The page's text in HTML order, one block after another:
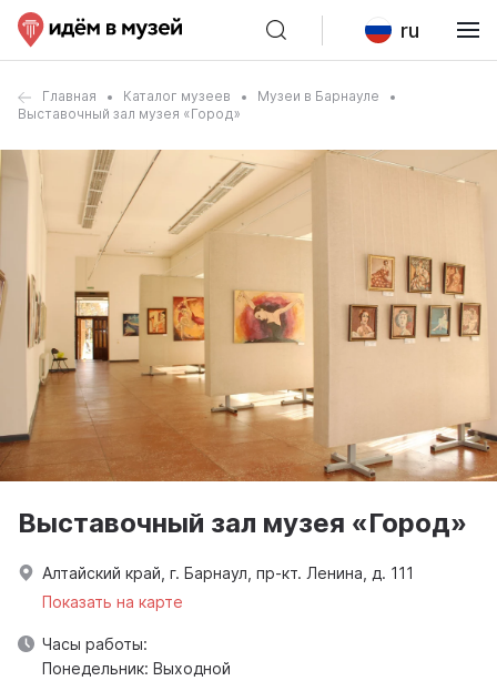
ru
Главная Каталог музеев
Музеи в Барнауле
Выставочный зал музея «Город»
Выставочный зал музея «Город»
Алтайский край, г. Барнаул, пр-кт. Ленина, д. 111
Показать на карте
Часы работы:
Понедельник: Выходной